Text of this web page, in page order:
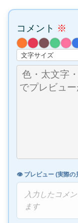
コメント ※
👁️ プレビュー (実際の
入力したコメ
ます